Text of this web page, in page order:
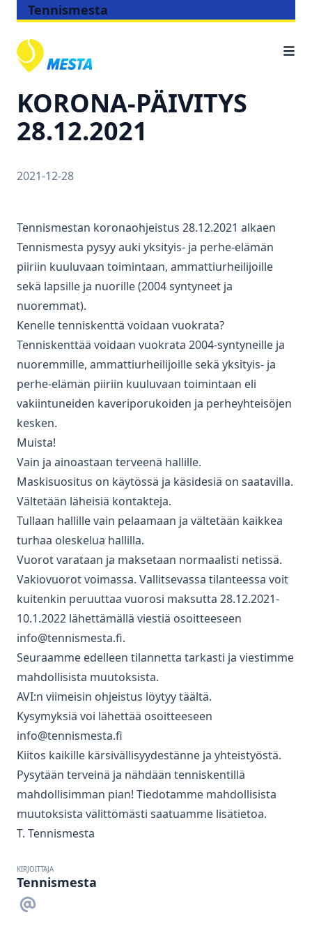
Tennismesta
KORONA-PÄIVITYS
28.12.2021
2021-12-28
Tennismestan koronaohjeistus 28.12.2021 alkaen
Tennismesta pysyy auki yksityis- ja perhe-elämän
piiriin kuuluvaan toimintaan, ammattiurheilijoille
sekä lapsille ja nuorille (2004 syntyneet ja
nuoremmat).
Kenelle tenniskenttä voidaan vuokrata?
Tenniskenttää voidaan vuokrata 2004-syntyneille ja
nuoremmille, ammattiurheilijoille sekä yksityis- ja
perhe-elämän piiriin kuuluvaan toimintaan eli
vakiintuneiden kaveriporukoiden ja perheyhteisöjen
kesken.
Muista!
Vain ja ainoastaan terveenä hallille.
Maskisuositus on käytössä ja käsidesiä on saatavilla.
Vältetään läheisiä kontakteja.
Tullaan hallille vain pelaamaan ja vältetään kaikkea
turhaa oleskelua hallilla.
Vuorot varataan ja maksetaan normaalisti netissä.
Vakiovuorot voimassa. Vallitsevassa tilanteessa voit
kuitenkin peruuttaa vuorosi maksutta 28.12.2021-
10.1.2022 lähettämällä viestiä osoitteeseen
info@tennismesta.fi.
Seuraamme edelleen tilannetta tarkasti ja viestimme
mahdollisista muutoksista.
AVI:n viimeisin ohjeistus löytyytäältä.
Kysymyksiä voi lähettää osoitteeseen
info@tennismesta.fi
Kiitos kaikille kärsivällisyydestänne ja yhteistyöstä.
Pysytään terveinä ja nähdään tenniskentillä
mahdollisimman pian! Tiedotamme mahdollisista
muutoksista välittömästi saatuamme lisätietoa.
T. Tennismesta
KIRJOITTAJA
Tennismesta